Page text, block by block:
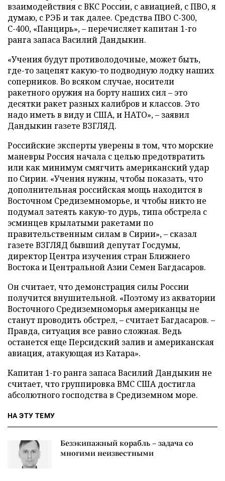
взаимодействия с ВКС России, с авиацией, с ПВО, я
думаю, с РЭБ и так далее. Средства ПВО С-300,
С-400, «Панцирь», – перечисляет капитан 1-го
ранга запаса Василий Дандыкин.
«Учения будут противолодочные, может быть,
где-то зацепят какую-то подводную лодку наших
соперников. Во всяком случае, носители
ракетного оружия на борту наших сил – это
десятки ракет разных калибров и классов. Это
надо иметь в виду и США, и НАТО», – заявил
Дандыкин газете ВЗГЛЯД.
Российские эксперты уверены в том, что морские
маневры Россия начала с целью предотвратить
или как минимум смягчить американский удар
по Сирии. «Учения нужны, чтобы показать, что
дополнительная российская мощь находится в
Восточном Средиземноморье, и чтобы никто не
подумал затеять какую-то дурь, типа обстрела с
эсминцев крылатыми ракетами по
правительственным силам в Сирии», – сказал
газете ВЗГЛЯД бывший депутат Госдумы,
директор Центра изучения стран Ближнего
Востока и Центральной Азии Семен Багдасаров.
Он считает, что демонстрация силы России
получится внушительной. «Поэтому из акватории
Восточного Средиземноморья американцы не
станут проводить обстрел, – считает Багдасаров. –
Правда, ситуация все равно сложная. Ведь
останется еще Персидский залив и американская
авиация, атакующая из Катара».
Капитан 1-го ранга запаса Василий Дандыкин не
считает, что группировка ВМС США достигла
абсолютного господства в Средиземном море.
НА ЭТУ ТЕМУ
Безэкипажный корабль – задача со
многими неизвестными